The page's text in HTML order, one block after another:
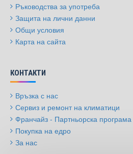
Ръководства за употреба
Защита на лични данни
Общи условия
Карта на сайта
КОНТАКТИ
Връзка с нас
Сервиз и ремонт на климатици
Франчайз - Партньорска програма
Покупка на едро
За нас